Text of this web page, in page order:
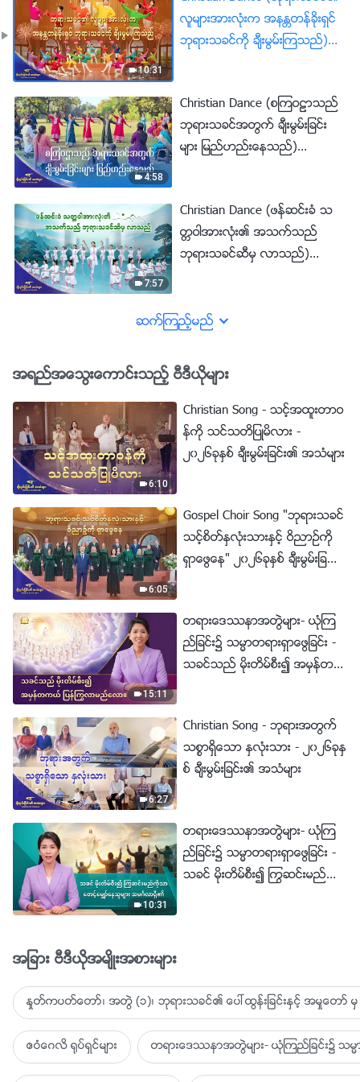
10:31
လူမ်ားအားလုံးက အနႏၲတန္ခိုးရွင္
ဘုရားသခင္ကို ခ်ီးမြမ္းၾကသည္)
4:58
Christian Dance (စၾကဝဠာသည္
ဘုရားသခင္အတြက္ ခ်ီးမြမ္းျခင္း
မ်ား ျမည္ဟည္းေနသည္)
7:57
Christian Dance (ဖန္ဆင္းခံ သ
တၱဝါအားလုံး၏ အသက္သည္
ဘုရားသခင္ဆီမွ လာသည္)
ဆက္ၾကည့္မည္
အရည္အေသြးေကာင္းသည့္ ဗီဒီယိုမ်ား
6:10
Christian Song - သင့္အထူးတာဝ
န္ကို သင္သတိျပဳမိလား -
၂၀၂၆ခုႏွစ္ ခ်ီးမြမ္းျခင္း၏ အသံမ်ား
6:05
Gospel Choir Song "ဘုရားသခင္
သင့္စိတ္ႏွလုံးသားႏွင့္ ဝိညာဥ္ကို
ရွာေဖြေန" ၂၀၂၆ခုႏွစ္ ခ်ီးမြမ္းျခ
15:11
တရားေဒႆနာအတြဲမ်ား- ယုံၾက
ည္ျခင္း၌ သမၼာတရားရွာေဖြျခင္း -
သခင္သည္ မိုးတိမ္စီး၍ အမွန္တက
6:27
Christian Song - ဘုရားအတြက္
သစၥာရွိေသာ ႏွလုံးသား - ၂၀၂၆ခုႏွ
စ္ ခ်ီးမြမ္းျခင္း၏ အသံမ်ား
10:31
တရားေဒႆနာအတြဲမ်ား- ယုံၾက
ည္ျခင္း၌ သမၼာတရားရွာေဖြျခင္း -
သခင္ မိုးတိမ္စီး၍ ႂကြဆင္းမည္ကို
အျခား ဗီဒီယိုအမ်ိဳးအစားမ်ား
ႏႈတ္ကပတ္ေတာ္၊ အတြဲ (၁)၊ ဘုရားသခင္၏ ေပၚထြန္းျခင္းႏွင့္ အမႈေတာ္ မွ
ဧဝံေဂလိ ႐ုပ္ရွင္မ်ား တရားေဒႆနာအတြဲမ်ား- ယုံၾကည္ျခင္း၌ သမၼာတ